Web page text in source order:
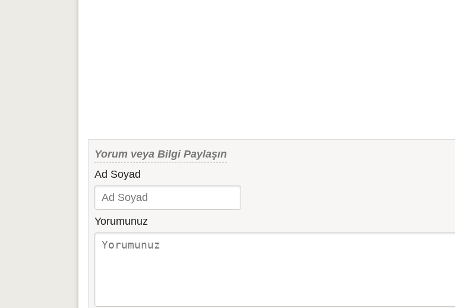
Yorum veya Bilgi Paylaşın
Ad Soyad
Yorumunuz